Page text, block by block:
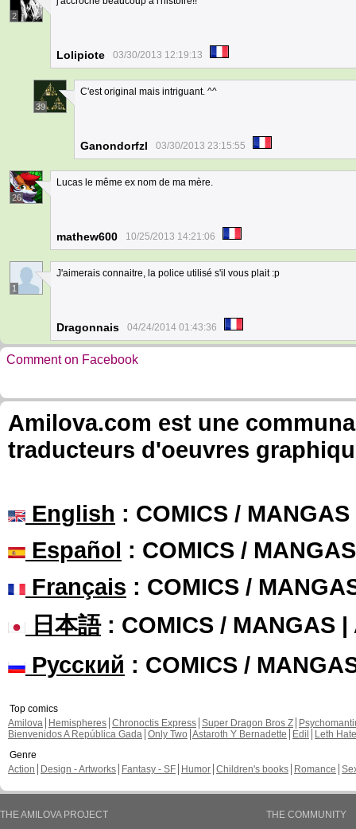
2
Lolipiote 03/30/2013 12:19:13
39
C'est original mais intriguant. ^^
Ganondorfzl 03/30/2013 23:15:55
26
Lucas le même ex nom de ma mère.
mathew600 10/25/2013 14:21:06
1
J'aimerais connaitre, la police utilisé s'il vous plait :p
Dragonnais 04/24/2014 01:43:36
Comment on Facebook
Amilova.com est une
traducteurs d'oeuvres
English : COMICS /
Español : COMICS /
Français : COMICS /
日本語: COMICS / MANGAS |
Русский : COMICS /
Top comics
Amilova
Hemispheres Chronoctis Express Super Dragon Bros Z
Bienvenidos A República Gada Only Two Astaroth Y Bernadette Edil
Leth Hate
Genre
Action
Design - Artworks Fantasy - SF Humor Children's books Romance
THE AMILOVA PROJECT
THE COMMUNITY